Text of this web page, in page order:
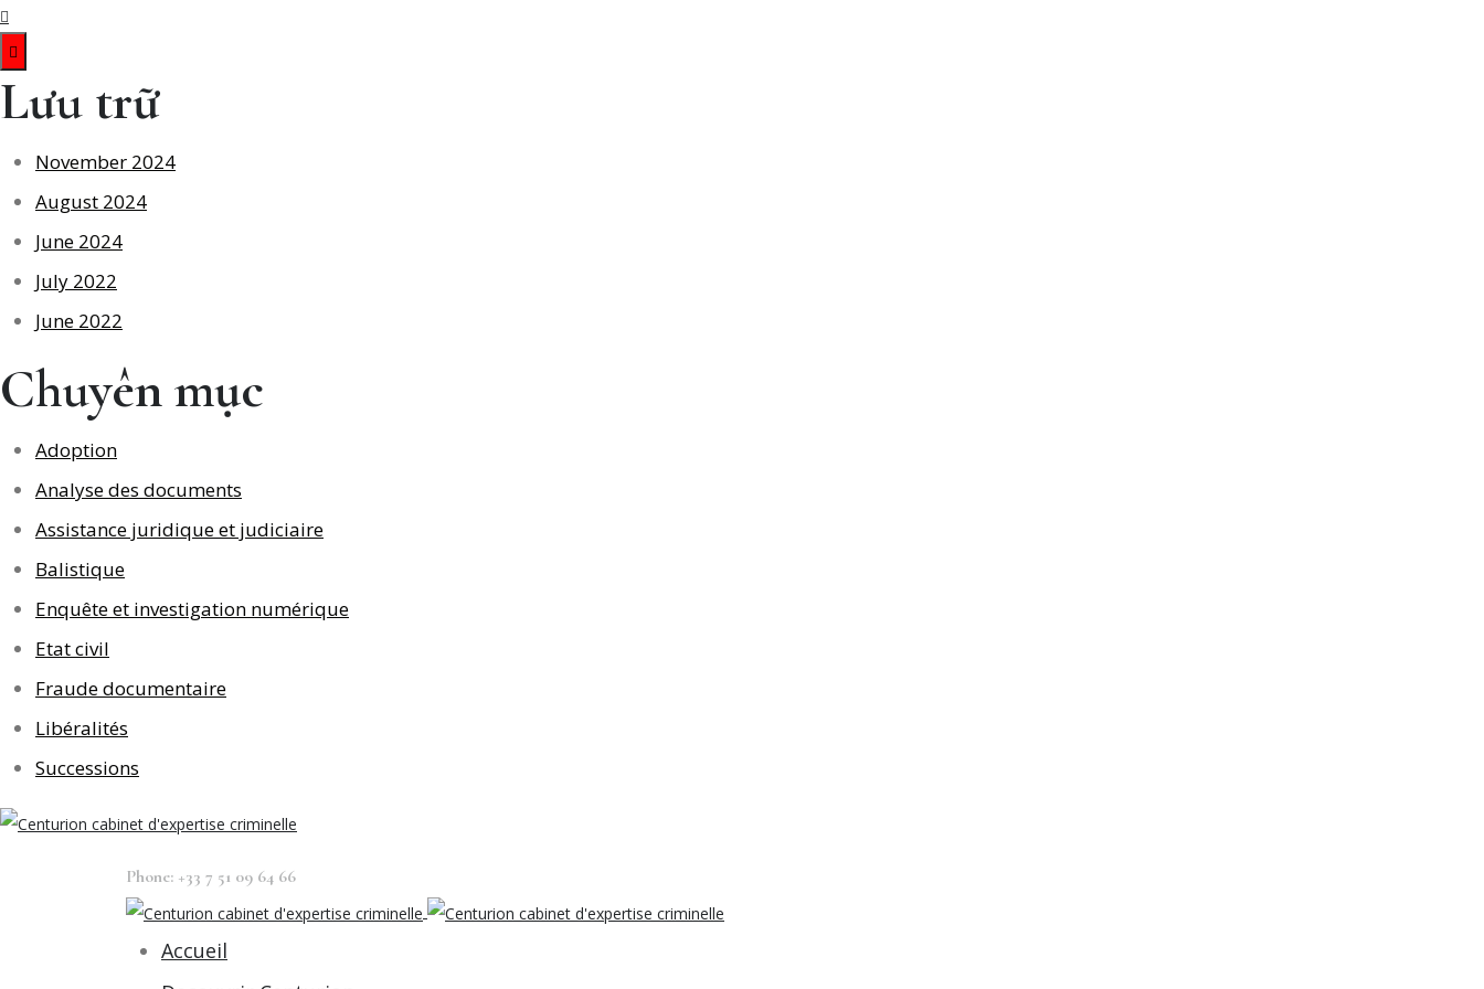
Lưu trữ
November 2024
August 2024
June 2024
July 2022
June 2022
Chuyên mục
Adoption
Analyse des documents
Assistance juridique et judiciaire
Balistique
Enquête et investigation numérique
Etat civil
Fraude documentaire
Libéralités
Successions
Phone: +33 7 51 09 64 66
Accueil